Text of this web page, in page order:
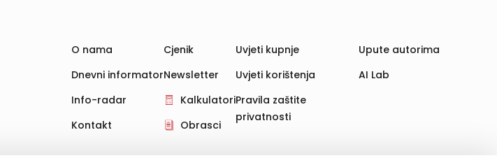
O nama
Dnevni informator
Info-radar
Kontakt
Cjenik
Newsletter
Kalkulatori
Obrasci
Uvjeti kupnje
Uvjeti korištenja
Pravila zaštite
privatnosti
Upute autorima
AI Lab